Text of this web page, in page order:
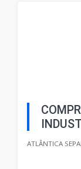
ATLÂNTICA